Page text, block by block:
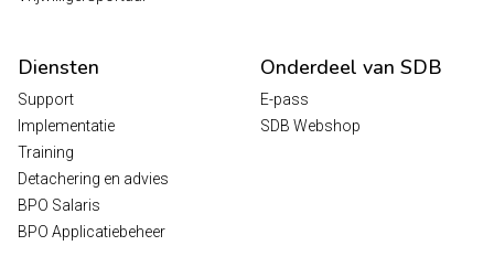
Diensten
Support
Implementatie
Training
Detachering en advies
BPO Salaris
BPO Applicatiebeheer
Onderdeel van SDB
E-pass
SDB Webshop